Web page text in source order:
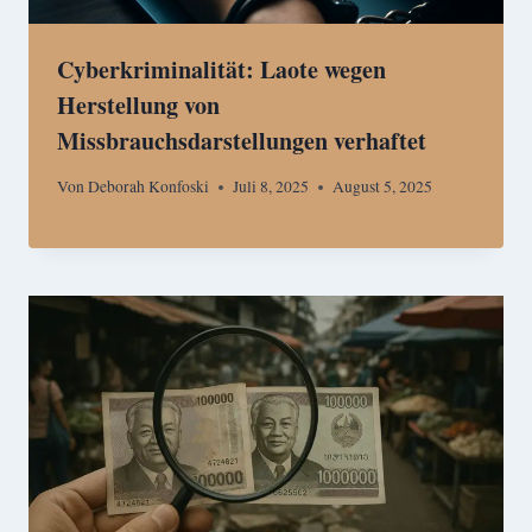
Cyberkriminalität: Laote wegen
Herstellung von
Missbrauchsdarstellungen verhaftet
VonDeborah Konfoski Juli 8, 2025 August 5, 2025